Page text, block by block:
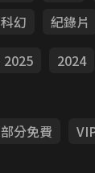
科幻 紀錄片
2025 2024
部分免費